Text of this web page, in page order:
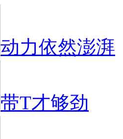
动力依然澎湃
带T才够劲